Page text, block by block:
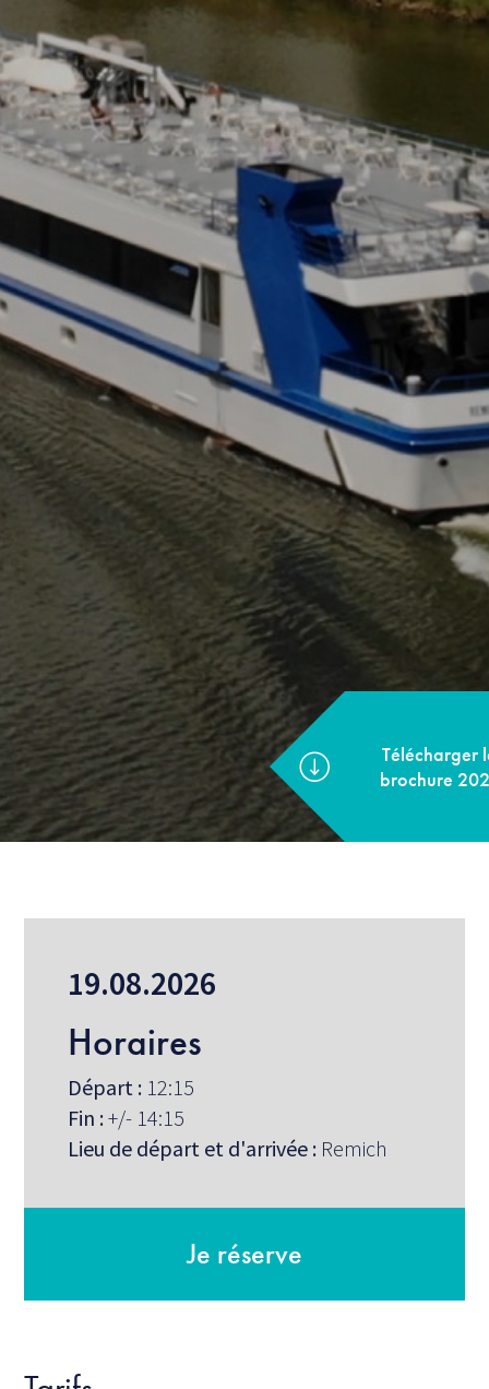
19.08.2026
Horaires
Départ : 12:15
Fin :+/- 14:15
Lieu de départ et d'arrivée : Remich
Je réserve